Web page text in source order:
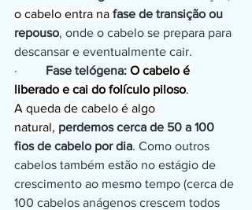
o cabelo entra na fase de transição ou
repouso, onde o cabelo se prepara para
descansar e eventualmente cair.
· Fase telógena: O cabelo é
liberado e cai do folículo piloso.
A queda de cabelo é algo
natural, perdemos cerca de 50 a 100
fios de cabelo por dia. Como outros
cabelos também estão no estágio de
crescimento ao mesmo tempo (cerca de
100 cabelos anágenos crescem todos